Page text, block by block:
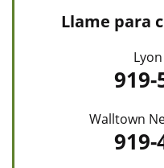
Llame para
919-
Walltown
919-